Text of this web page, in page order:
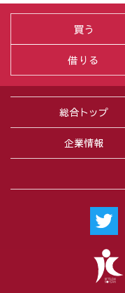
総合トップ
企業情報
買う
借りる